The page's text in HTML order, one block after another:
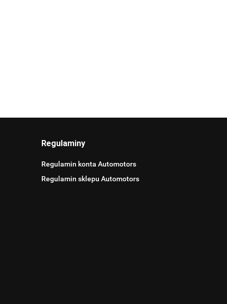
Regulaminy
Regulamin konta Automotors
Regulamin sklepu Automotors